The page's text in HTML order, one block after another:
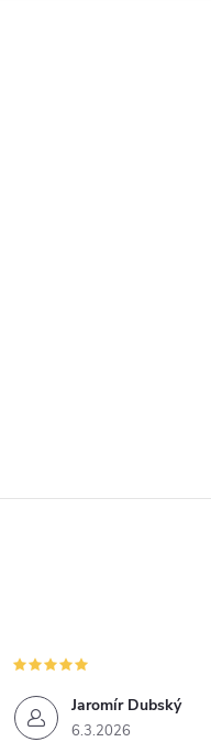
Jaromír Dubský
6.3.2026